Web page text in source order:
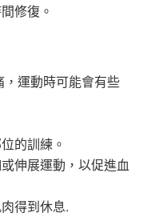
修復。
運動時可能會有些
的訓練。
伸展運動，以促進血
得到休息.